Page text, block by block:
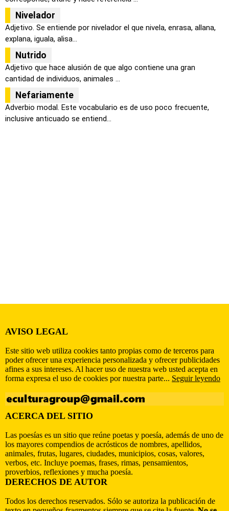
Nivelador
Adjetivo. Se entiende por nivelador el que nivela, enrasa, allana,
explana, iguala, alisa...
Nutrido
Adjetivo que hace alusión de que algo contiene una gran
cantidad de individuos, animales ...
Nefariamente
Adverbio modal. Este vocabulario es de uso poco frecuente,
inclusive anticuado se entiend...
AVISO LEGAL
Este sitio web utiliza cookies tanto propias como de terceros para
poder ofrecer una experiencia personalizada y ofrecer publicidades
afines a sus intereses. Al hacer uso de nuestra web usted acepta en
forma expresa el uso de cookies por nuestra parte... Seguir leyendo
ACERCA DEL SITIO
Las poesías es un sitio que reúne poetas y poesía, además de uno de
los mayores compendios de acrósticos de nombres, apellidos,
animales, frutas, lugares, ciudades, municipios, cosas, valores,
verbos, etc. Incluye poemas, frases, rimas, pensamientos,
proverbios, reflexiones y mucha poesía.
DERECHOS DE AUTOR
Todos los derechos reservados. Sólo se autoriza la publicación de